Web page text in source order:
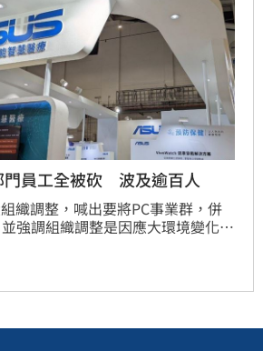
門員工全被砍 波及逾百人
織調整，喊出要將PC事業群，併
強調組織調整是因應大環境變化，
面上說沒有裁員，但其實大砍原本
這次傳出蘇州華碩不分台籍工程師
也只剩留下1/3的人數併入新組